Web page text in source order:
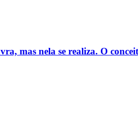
mas nela se realiza. O